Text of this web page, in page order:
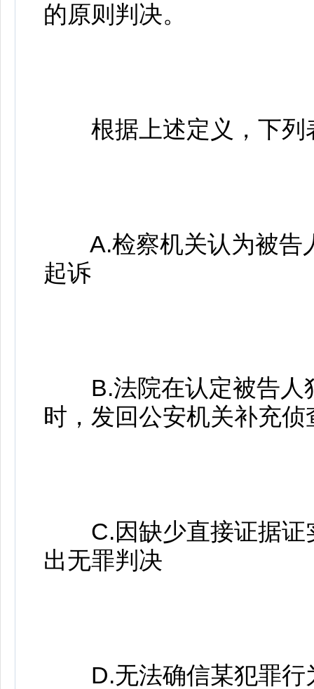
的原则判决。
根据上述定义，下列
A.检察机关认为被告
起诉
B.法院在认定被告人
时，发回公安机关补充侦
C.因缺少直接证据证
出无罪判决
D.无法确信某犯罪行